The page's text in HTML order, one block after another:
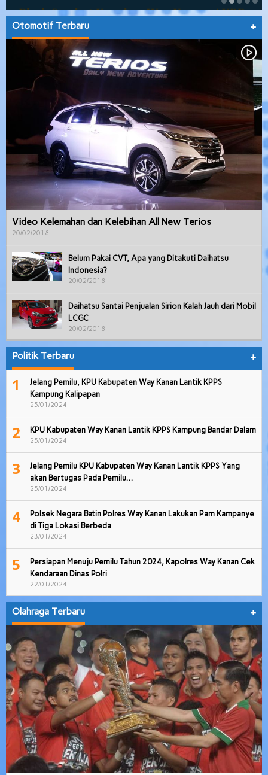
Otomotif Terbaru +
Video Kelemahan dan Kelebihan All New Terios
20/02/2018
Belum Pakai CVT, Apa yang Ditakuti Daihatsu
Indonesia?
20/02/2018
Daihatsu Santai Penjualan Sirion Kalah Jauh dari Mobil
LCGC
20/02/2018
Politik Terbaru +
1
Jelang Pemilu, KPU Kabupaten Way Kanan Lantik KPPS
Kampung Kalipapan
25/01/2024
2 KPU Kabupaten Way Kanan Lantik KPPS Kampung Bandar Dalam
25/01/2024
3
Jelang Pemilu KPU Kabupaten Way Kanan Lantik KPPS Yang
akan Bertugas Pada Pemilu…
25/01/2024
4
Polsek Negara Batin Polres Way Kanan Lakukan Pam Kampanye
di Tiga Lokasi Berbeda
23/01/2024
5
Persiapan Menuju Pemilu Tahun 2024, Kapolres Way Kanan Cek
Kendaraan Dinas Polri
22/01/2024
Olahraga Terbaru +